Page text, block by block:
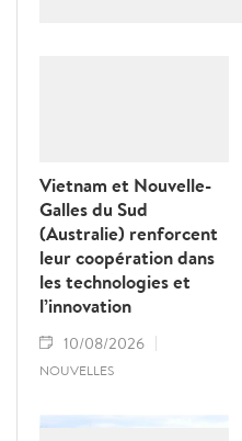
Vietnam et Nouvelle-
Galles du Sud
(Australie) renforcent
leur coopération dans
les technologies et
l’innovation
10/08/2026
NOUVELLES